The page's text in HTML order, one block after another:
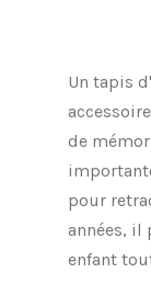
Un tapis
de
pour
années, il
enfant